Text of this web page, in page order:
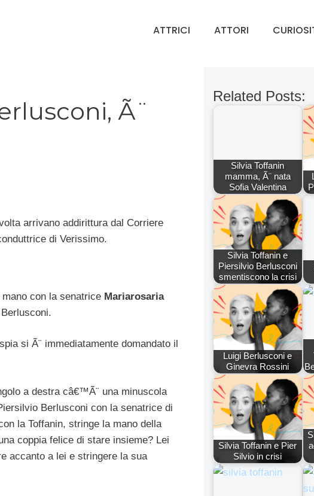
ATTRICI ATTORI
Ã¨
arrivano addirittura dal Corriere
di Verissimo.
con la senatrice Mariarosaria
si Ã¨ immediatamente domandato il
a destra câ€™Ã¨ una minuscola
Berlusconi con la senatrice di
la Toffanin, stringe la mano della
coppia felice di stare insieme? Lei
accanto a lei e stringere la sua
Related Posts:
Silvia Toffanin
mamma, Ã¨ nata
Sofia Valentina
Silvia Toffanin e
Piersilvio Berlusconi
smentiscono la crisi
Luigi Berlusconi e
Ginevra Rossini
Silvia Toffanin e Pier
Silvio in crisi